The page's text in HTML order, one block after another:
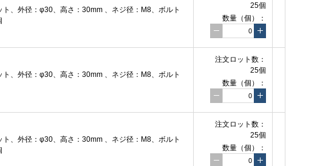
、外径：φ30、高さ：30mm 、ネジ径：M8、ボルト
25個
数量（個）：
、外径：φ30、高さ：30mm 、ネジ径：M8、ボルト
注文ロット数：
25個
数量（個）：
、外径：φ30、高さ：30mm 、ネジ径：M8、ボルト
注文ロット数：
25個
数量（個）：